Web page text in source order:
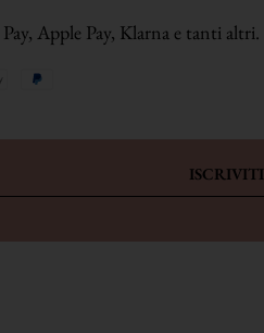
Apple Pay, Klarna e tanti altri.
ISCRIVITI